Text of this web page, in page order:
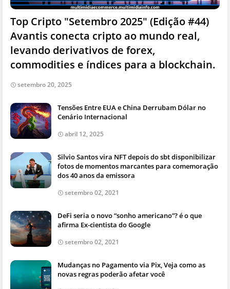
Top Cripto "Setembro 2025" (Edição #44)
Avantis conecta cripto ao mundo real,
levando derivativos de forex,
commodities e índices para a blockchain.
setembro 20, 2025
Tensões Entre EUA e China Derrubam Dólar no
Cenário Internacional
abril 12, 2025
Silvio Santos vira NFT depois do sbt disponibilizar
fotos de momentos marcantes para comemoração
dos 40 anos da emissora
setembro 02, 2021
DeFi seria o novo “sonho americano”? é o que
afirma Ex-cientista do Google
setembro 02, 2021
Mudanças no Pagamento via Pix, Veja como as
novas regras poderão afetar você